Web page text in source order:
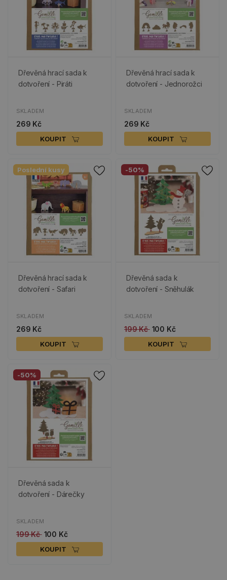
Dřevěná hrací sada k
dotvoření - Piráti
SKLADEM
269 Kč
KOUPIT
Dřevěná hrací sada k
dotvoření - Jednorožci
SKLADEM
269 Kč
KOUPIT
Poslední kusy
Dřevěná hrací sada k
dotvoření - Safari
SKLADEM
269 Kč
KOUPIT
-50%
Dřevěná sada k
dotvoření - Sněhulák
SKLADEM
199 Kč 100 Kč
KOUPIT
-50%
Dřevěná sada k
dotvoření - Dárečky
SKLADEM
199 Kč 100 Kč
KOUPIT